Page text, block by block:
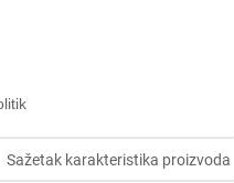
Sažetak karakteristika proizvoda